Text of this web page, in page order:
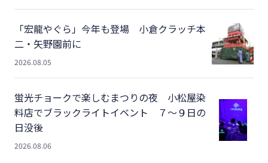
「宏龍やぐら」今年も登場 小倉クラッチ本
二・矢野園前に
2026.08.05
蛍光チョークで楽しむまつりの夜 小松屋染
料店でブラックライトイベント ７～９日の
日没後
2026.08.06